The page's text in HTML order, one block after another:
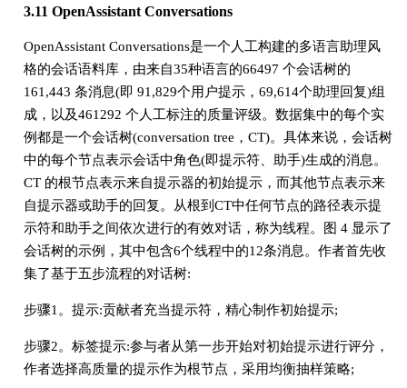
3.11 OpenAssistant Conversations
OpenAssistant Conversations是一个人工构建的多语言助理风
格的会话语料库，由来自35种语言的66497 个会话树的
161,443 条消息(即 91,829个用户提示，69,614个助理回复)组
成，以及461292 个人工标注的质量评级。数据集中的每个实
例都是一个会话树(conversation tree，CT)。具体来说，会话树
中的每个节点表示会话中角色(即提示符、助手)生成的消息。
CT 的根节点表示来自提示器的初始提示，而其他节点表示来
自提示器或助手的回复。从根到CT中任何节点的路径表示提
示符和助手之间依次进行的有效对话，称为线程。图 4 显示了
会话树的示例，其中包含6个线程中的12条消息。作者首先收
集了基于五步流程的对话树:
步骤1。提示:贡献者充当提示符，精心制作初始提示;
步骤2。标签提示:参与者从第一步开始对初始提示进行评分，
作者选择高质量的提示作为根节点，采用均衡抽样策略;